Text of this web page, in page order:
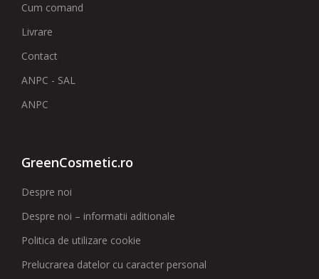
Cum comand
Livrare
Contact
ANPC - SAL
ANPC
GreenCosmetic.ro
Despre noi
Despre noi – informatii aditionale
Politica de utilizare cookie
Prelucrarea datelor cu caracter personal